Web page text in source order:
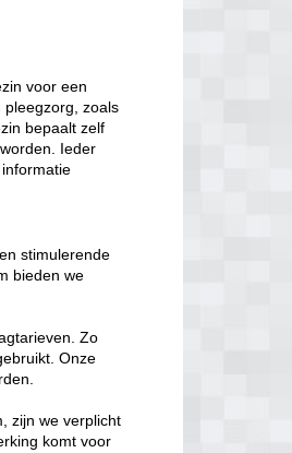
voor een
pleegzorg, zoals
bepaalt zelf
Ieder
stimulerende
bieden we
Zo
Onze
zijn we verplicht
komt voor